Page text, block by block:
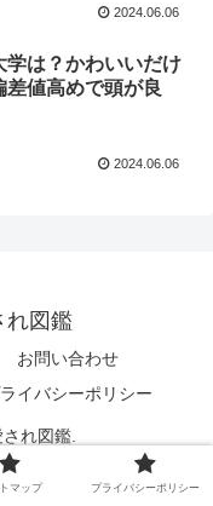
2024.06.06
学は？かわいいだけ
差値高めで頭が良
2024.06.06
れ図鑑
お問い合わせ
イバシーポリシー
れ図鑑.
マップ プライバシーポリシー